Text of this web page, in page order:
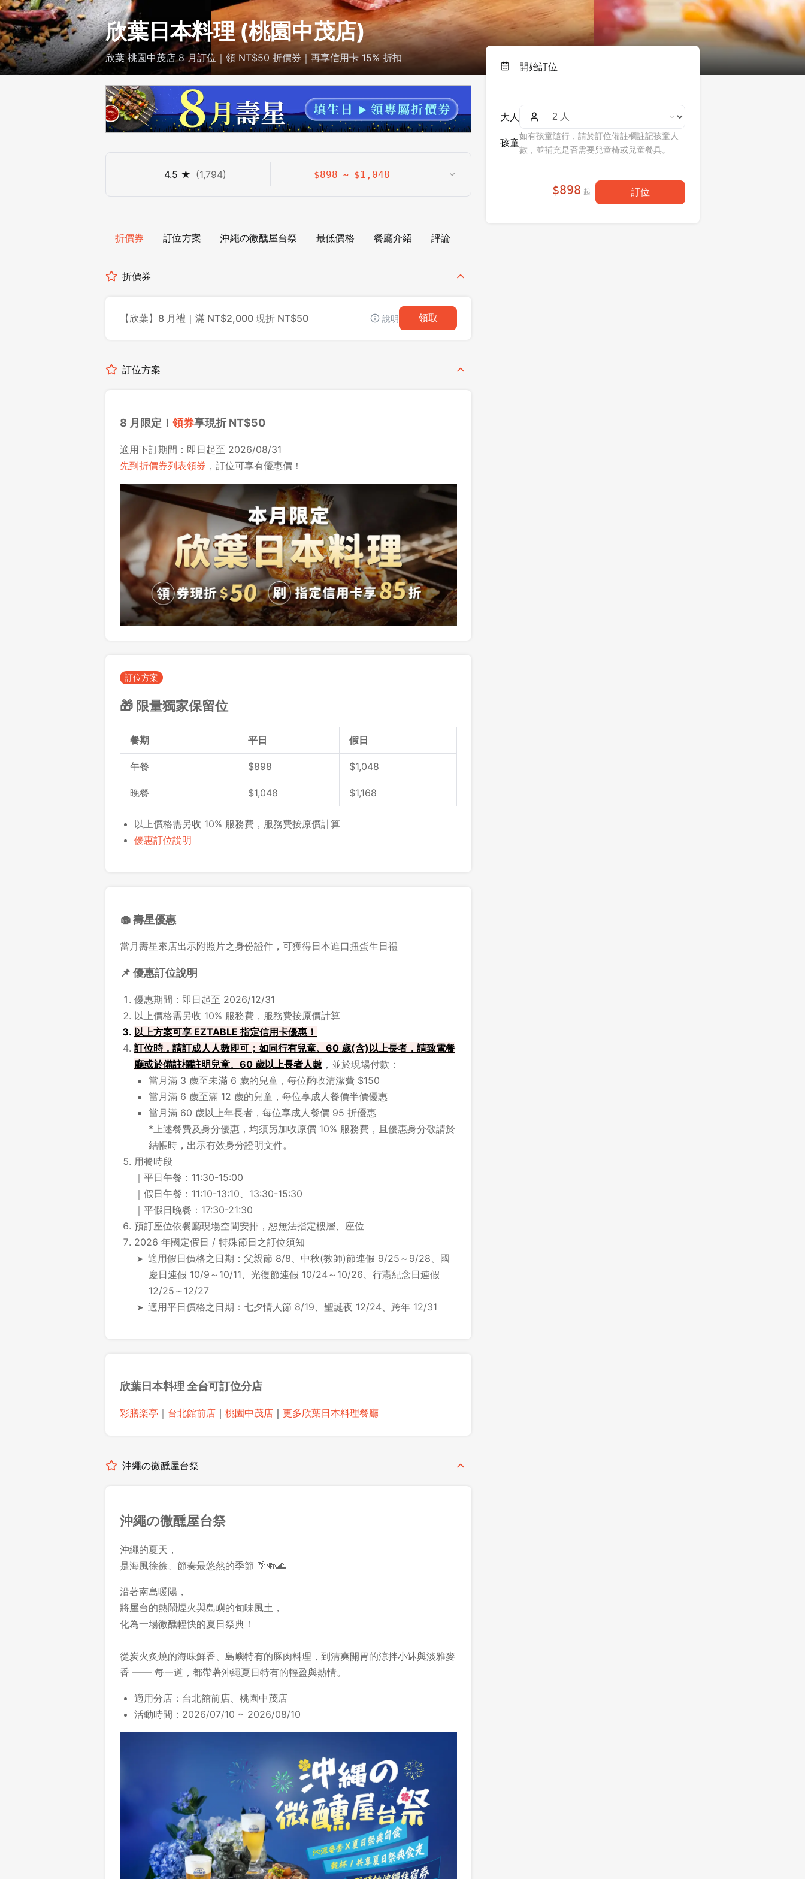
欣葉日本料理 (桃園中茂店)
欣葉 桃園中茂店 8 月訂位｜領 NT$50 折價券｜再享信用卡 15% 折扣
4.5 ★ (1,794) $898 ~ $1,048
折價券 訂位方案 沖繩の微醺屋台祭 最低價格 餐廳介紹 評論
折價券
【欣葉】8 月禮｜滿 NT$2,000 現折 NT$50 說明 領取
訂位方案
8 月限定！ 領券享現折 NT$50
適用下訂期間：即日起至 2026/08/31
先到折價券列表領券 ，訂位可享有優惠價！
訂位方案
🎁 限量獨家保留位
餐期 平日 假日
午餐 $898 $1,048
晚餐 $1,048 $1,168
以上價格需另收 10% 服務費，服務費按原價計算
優惠訂位說明
🧁 壽星優惠
當月壽星來店出示附照片之身份證件，可獲得日本進口扭蛋生日禮
📌 優惠訂位說明
優惠期間：即日起至 2026/12/31
以上價格需另收 10% 服務費，服務費按原價計算
以上方案可享 EZTABLE 指定信用卡優惠！
訂位時，請訂成人人數即可；如同行有兒童、60 歲(含)以上長者，請致電餐
廳或於備註欄註明兒童、60 歲以上長者人數 ，並於現場付款：
當月滿 3 歲至未滿 6 歲的兒童，每位酌收清潔費 $150
當月滿 6 歲至滿 12 歲的兒童，每位享成人餐價半價優惠
當月滿 60 歲以上年長者，每位享成人餐價 95 折優惠
*上述餐費及身分優惠，均須另加收原價 10% 服務費，且優惠身分敬請於
結帳時，出示有效身分證明文件。
用餐時段
｜平日午餐：11:30-15:00
｜假日午餐：11:10-13:10、13:30-15:30
｜平假日晚餐：17:30-21:30
預訂座位依餐廳現場空間安排，恕無法指定樓層、座位
2026 年國定假日 / 特殊節日之訂位須知
適用假日價格之日期：父親節 8/8、中秋(教師)節連假 9/25～9/28、國
慶日連假 10/9～10/11、光復節連假 10/24～10/26、行憲紀念日連假
12/25～12/27
適用平日價格之日期：七夕情人節 8/19、聖誕夜 12/24、跨年 12/31
欣葉日本料理 全台可訂位分店
彩膳楽亭 ｜ 台北館前店 ｜ 桃園中茂店 ｜ 更多欣葉日本料理餐廳
沖繩の微醺屋台祭
沖繩の微醺屋台祭
沖繩的夏天，
是海風徐徐、節奏最悠然的季節 🌴🍻🌊
沿著南島暖陽，
將屋台的熱鬧煙火與島嶼的旬味風土，
化為一場微醺輕快的夏日祭典！
從炭火炙燒的海味鮮香、島嶼特有的豚肉料理，到清爽開胃的涼拌小缽與淡雅麥
香 —— 每一道，都帶著沖繩夏日特有的輕盈與熱情。
適用分店： 台北館前店、桃園中茂店
活動時間：2026/07/10 ~ 2026/08/10
開始訂位
大人
孩童
如有孩童隨行，請於訂位備註欄註記孩童人
數，並補充是否需要兒童椅或兒童餐具。
$898 起 訂位
登出
確定要登出嗎？
先不要